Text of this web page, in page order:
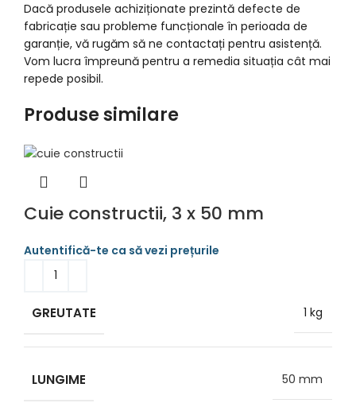
Dacă produsele achiziționate prezintă defecte de
fabricație sau probleme funcționale în perioada de
garanție, vă rugăm să ne contactați pentru asistență.
Vom lucra împreună pentru a remedia situația cât mai
repede posibil.
Produse similare
Cuie constructii, 3 x 50 mm
GREUTATE 1 kg
LUNGIME 50 mm